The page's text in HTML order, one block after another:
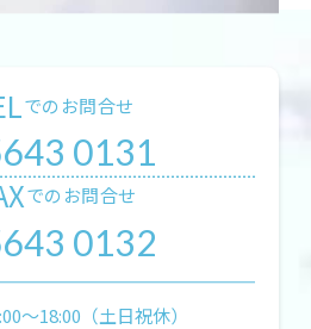
でのお問合せ
0131
でのお問合せ
0132
〜18:00（土日祝休）